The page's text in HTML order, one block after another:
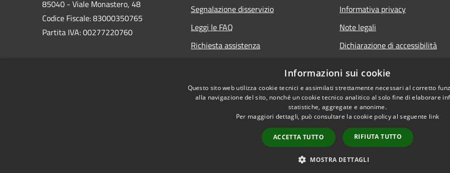
85040 - Viale Monastero, 48
Codice Fiscale: 83000350765
Partita IVA: 00277220760
Segnalazione disservizio
Leggi le FAQ
Richiesta assistenza
Informativa privacy
Note legali
Dichiarazione di accessibilità
Copyright © 2026 •
Informazioni sui cookie
Questo sito web utilizza cookie tecnici e assimilati strettamente necessari al corretto
alla navigazione del sito, nonché un cookie tecnico analitico al solo fine di elaborare
statistiche, aggregate e anonime.
Per maggiori dettagli, può consultare la cookie policy al seguente link
ACCETTA TUTTO RIFIUTA TUTTO
MOSTRA DETTAGLI